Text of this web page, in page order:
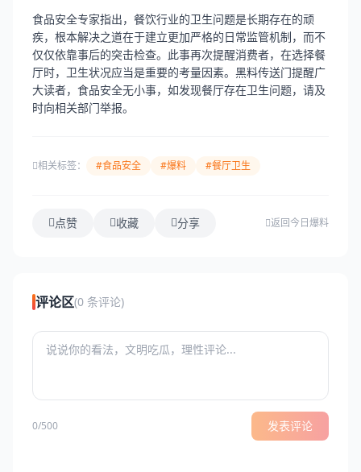
食品安全专家指出，餐饮行业的卫生问题是长期存在的顽
疾，根本解决之道在于建立更加严格的日常监管机制，而不
仅仅依靠事后的突击检查。此事再次提醒消费者，在选择餐
厅时，卫生状况应当是重要的考量因素。黑料传送门提醒广
大读者，食品安全无小事，如发现餐厅存在卫生问题，请及
时向相关部门举报。
相关标签： #食品安全 #爆料 #餐厅卫生
点赞 收藏 分享 返回今日爆料
评论区(0 条评论)
0/500 发表评论